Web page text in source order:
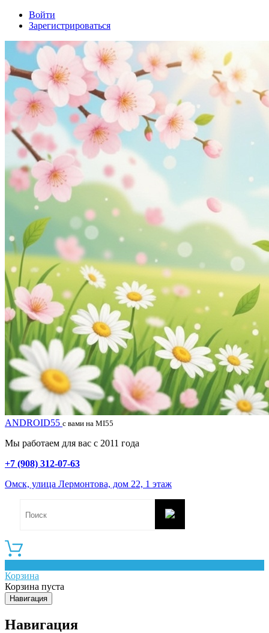
Войти
Зарегистрироваться
ANDROID55 с вами на MI55
Мы работаем для вас с 2011 года
+7 (908) 312-07-63
Омск, улица Лермонтова, дом 22, 1 этаж
Корзина
Корзина пуста
Навигация
Навигация